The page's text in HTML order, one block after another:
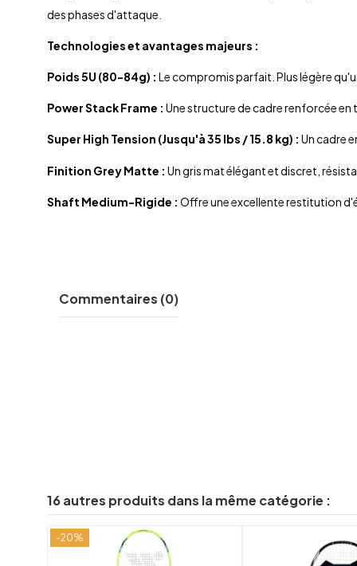
des phases d'attaque.
Technologies et avantages majeurs :
Poids 5U (80-84g) : Le compromis parfait. Plus légère
Power Stack Frame : Une structure de cadre renforcée en
Super High Tension (Jusqu'à 35 lbs / 15.8 kg) : Un cadre
Finition Grey Matte : Un gris mat élégant et discret,
Shaft Medium-Rigide : Offre une excellente restitution
Commentaires (0)
16 autres produits dans la même catégorie :
-20%